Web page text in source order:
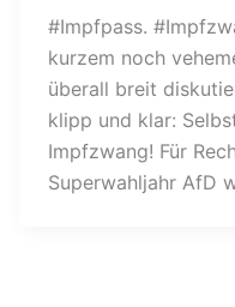
#Impfpass.
kurzem noch
überall breit
klipp und klar:
Impfzwang! Für
Superwahljahr AfD